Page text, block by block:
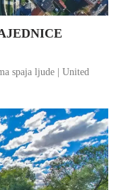
spaja ljude | United